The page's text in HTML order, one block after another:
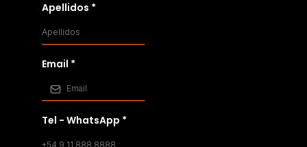
Apellidos *
Email *
Tel - WhatsApp *